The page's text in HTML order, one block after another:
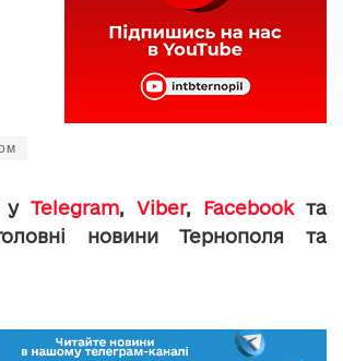
у Telegram, Viber, Facebookта
новини Тернополя та